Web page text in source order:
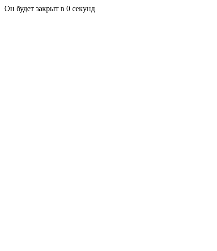
Он будет закрыт в 0 секунд